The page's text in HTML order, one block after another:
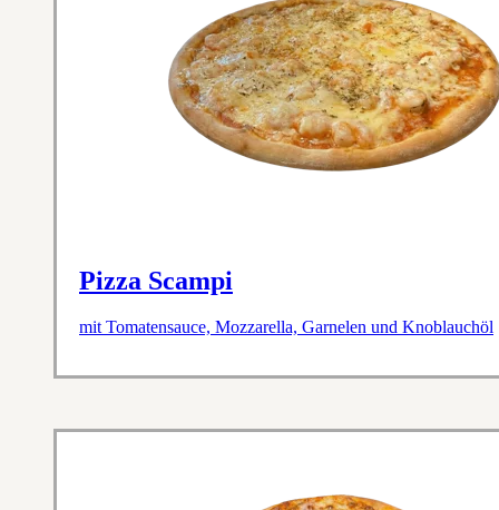
Pizza Scampi
mit Tomatensauce, Mozzarella, Garnelen und Knoblauchöl